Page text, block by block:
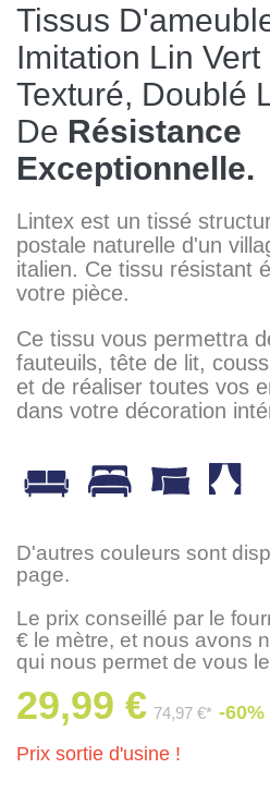
Tissus
Imitation Lin Vert
Texturé, Doublé
De Résistance
Exceptionnelle.
Lintex est un tissé
postale naturelle d'un
italien. Ce tissu résistant
votre pièce.
Ce tissu vous permettra
fauteuils, tête de lit,
et de réaliser toutes vos
dans votre décoration
D'autres couleurs sont
page.
Le prix conseillé par le
€ le mètre, et nous avons
qui nous permet de vous
29,99 € 74,97 €* -60%
Prix sortie d'usine !